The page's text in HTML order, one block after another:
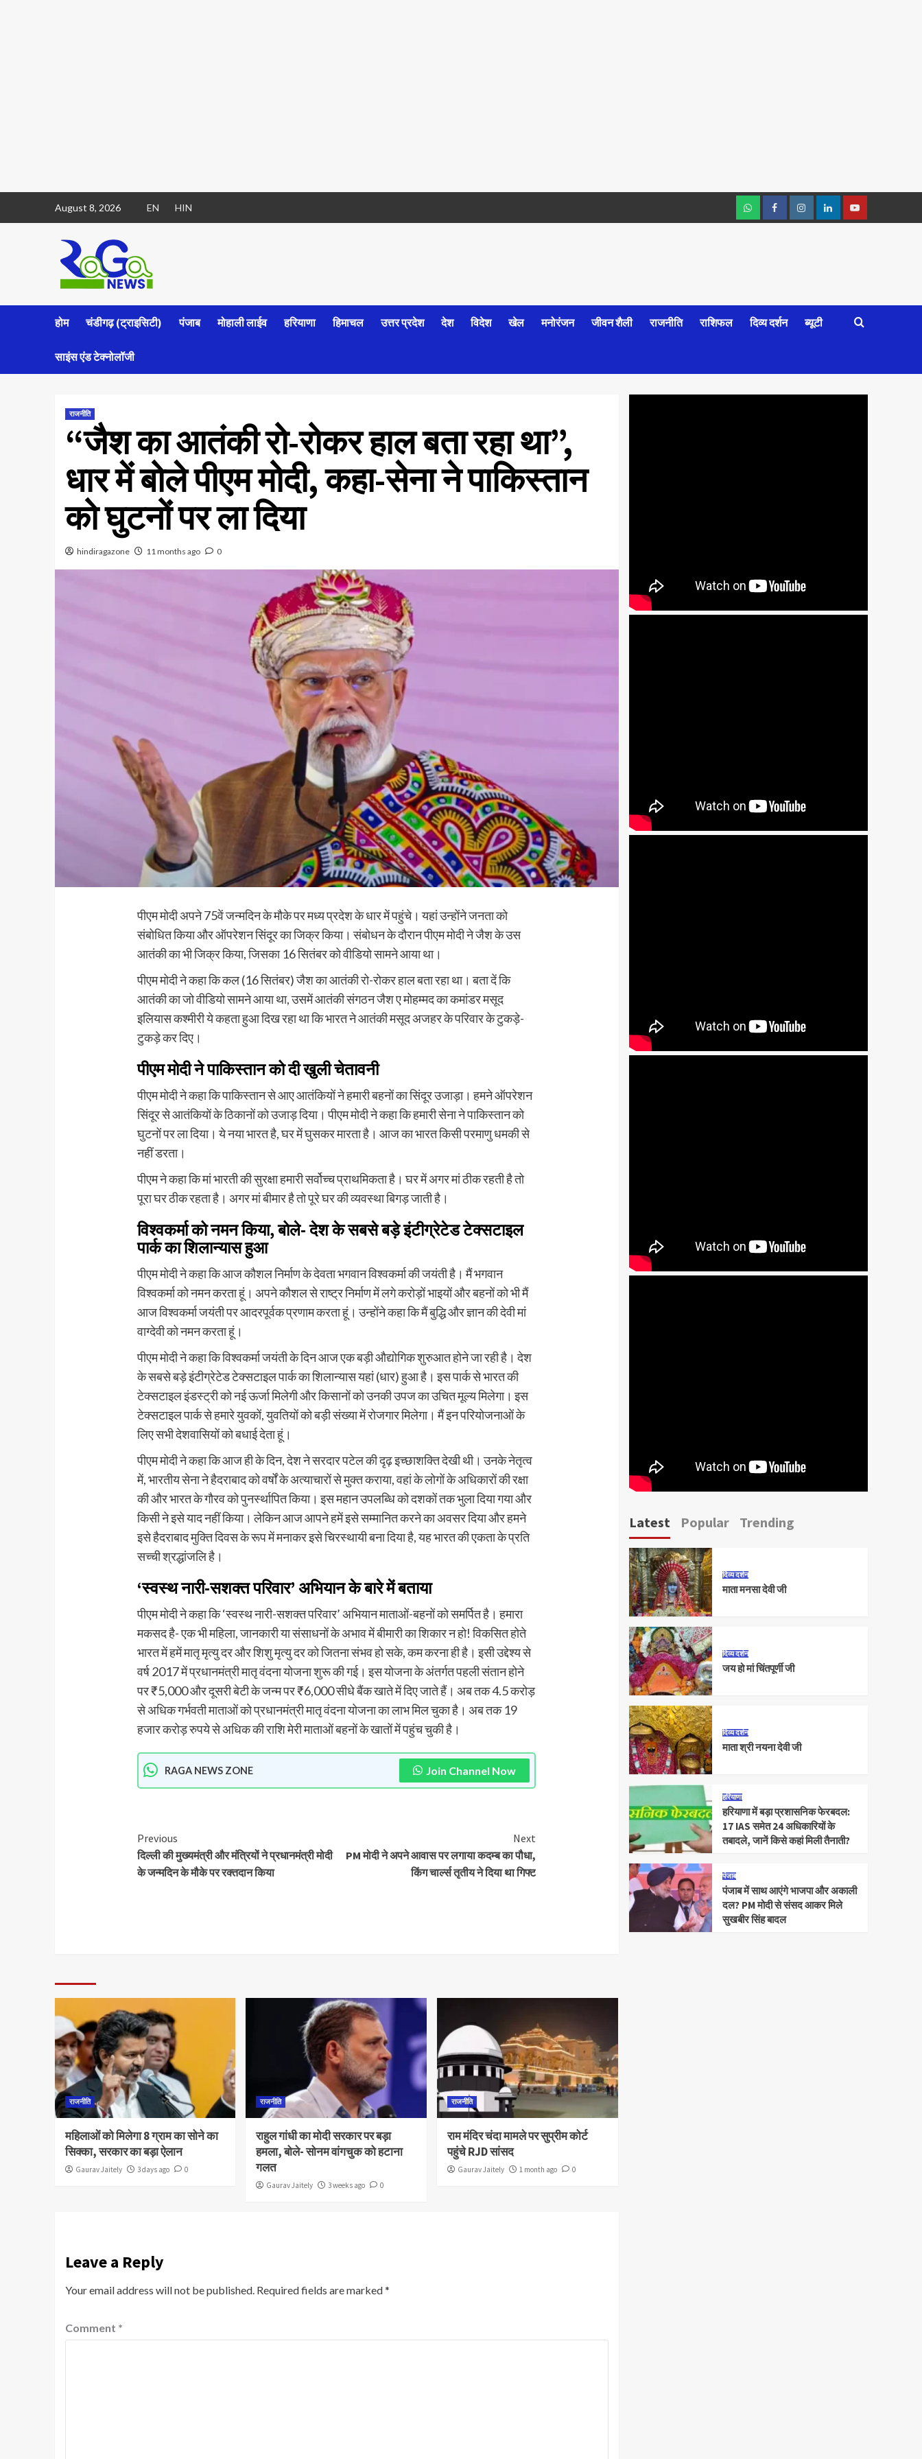
August 8, 2026 EN HIN
होम चंडीगढ़ (ट्राइसिटी) पंजाब मोहाली लाईव हरियाणा हिमाचल उत्तर प्रदेश देश विदेश खेल मनोरंजन जीवन शैली राजनीति राशिफल दिव्य दर्शन ब्यूटी
साइंस एंड टेक्नोलॉजी
राजनीति
“जैश का आतंकी रो-रोकर हाल बता रहा था”,
धार में बोले पीएम मोदी, कहा-सेना ने पाकिस्तान
को घुटनों पर ला दिया
hindiragazone 11 months ago 0
पीएम मोदी अपने 75वें जन्मदिन के मौके पर मध्य प्रदेश के धार में पहुंचे। यहां उन्होंने जनता को
संबोधित किया और ऑपरेशन सिंदूर का जिक्र किया। संबोधन के दौरान पीएम मोदी ने जैश के उस
आतंकी का भी जिक्र किया, जिसका 16 सितंबर को वीडियो सामने आया था।
पीएम मोदी ने कहा कि कल (16 सितंबर) जैश का आतंकी रो-रोकर हाल बता रहा था। बता दें कि
आतंकी का जो वीडियो सामने आया था, उसमें आतंकी संगठन जैश ए मोहम्मद का कमांडर मसूद
इलियास कश्मीरी ये कहता हुआ दिख रहा था कि भारत ने आतंकी मसूद अजहर के परिवार के टुकड़े-
टुकड़े कर दिए।
पीएम मोदी ने पाकिस्तान को दी खुली चेतावनी
पीएम मोदी ने कहा कि पाकिस्तान से आए आतंकियों ने हमारी बहनों का सिंदूर उजाड़ा। हमने ऑपरेशन
सिंदूर से आतंकियों के ठिकानों को उजाड़ दिया। पीएम मोदी ने कहा कि हमारी सेना ने पाकिस्तान को
घुटनों पर ला दिया। ये नया भारत है, घर में घुसकर मारता है। आज का भारत किसी परमाणु धमकी से
नहीं डरता।
पीएम ने कहा कि मां भारती की सुरक्षा हमारी सर्वोच्च प्राथमिकता है। घर में अगर मां ठीक रहती है तो
पूरा घर ठीक रहता है। अगर मां बीमार है तो पूरे घर की व्यवस्था बिगड़ जाती है।
विश्वकर्मा को नमन किया, बोले- देश के सबसे बड़े इंटीग्रेटेड टेक्सटाइल
पार्क का शिलान्यास हुआ
पीएम मोदी ने कहा कि आज कौशल निर्माण के देवता भगवान विश्वकर्मा की जयंती है। मैं भगवान
विश्वकर्मा को नमन करता हूं। अपने कौशल से राष्ट्र निर्माण में लगे करोड़ों भाइयों और बहनों को भी मैं
आज विश्वकर्मा जयंती पर आदरपूर्वक प्रणाम करता हूं। उन्होंने कहा कि मैं बुद्धि और ज्ञान की देवी मां
वाग्देवी को नमन करता हूं।
पीएम मोदी ने कहा कि विश्वकर्मा जयंती के दिन आज एक बड़ी औद्योगिक शुरुआत होने जा रही है। देश
के सबसे बड़े इंटीग्रेटेड टेक्सटाइल पार्क का शिलान्यास यहां (धार) हुआ है। इस पार्क से भारत की
टेक्सटाइल इंडस्ट्री को नई ऊर्जा मिलेगी और किसानों को उनकी उपज का उचित मूल्य मिलेगा। इस
टेक्सटाइल पा​र्क से हमारे युवकों, युवतियों को बड़ी संख्या में रोजगार मिलेगा। मैं इन परियोजनाओं के
लिए सभी देशवासियों को बधाई देता हूं।
पीएम मोदी ने कहा कि आज ही के दिन, देश ने सरदार पटेल की दृढ़ इच्छाशक्ति देखी थी। उनके नेतृत्व
में, भारतीय सेना ने हैदराबाद को वर्षों के अत्याचारों से मुक्त कराया, वहां के लोगों के अधिकारों की रक्षा
की और भारत के गौरव को पुनर्स्थापित किया। इस महान उपलब्धि को दशकों तक भुला दिया गया और
किसी ने इसे याद नहीं किया। लेकिन आज आपने हमें इसे सम्मानित करने का अवसर दिया और हमने
इसे हैदराबाद मुक्ति दिवस के रूप में मनाकर इसे चिरस्थायी बना दिया है, यह भारत की एकता के प्रति
सच्ची श्रद्धांजलि है।
‘स्वस्थ नारी-सशक्त परिवार’ अभियान के बारे में बताया
पीएम मोदी ने कहा कि ‘स्वस्थ नारी-सशक्त परिवार’ अभियान माताओं-बहनों को समर्पित है। हमारा
मकसद है- एक भी महिला, जानकारी या संसाधनों के अभाव में बीमारी का शिकार न हो! विकसित होते
भारत में हमें मातृ मृत्यु दर और शिशु मृत्यु दर को जितना संभव हो सके, कम करना ही है। इसी उद्देश्य से
वर्ष 2017 में प्रधानमंत्री मातृ वंदना योजना शुरू की गई। इस योजना के अंतर्गत पहली संतान होने
पर ₹5,000 और दूसरी बेटी के जन्म पर ₹6,000 सीधे बैंक खाते में दिए जाते हैं। अब तक 4.5 करोड़
से अधिक गर्भवती माताओं को प्रधानमंत्री मातृ वंदना योजना का लाभ मिल चुका है। अब तक 19
हजार करोड़ रुपये से अधिक की राशि मेरी माताओं बहनों के खातों में पहुंच चुकी है।
RAGA NEWS ZONE Join Channel Now
Previous
दिल्ली की मुख्यमंत्री और मंत्रियों ने प्रधानमंत्री मोदी
के जन्मदिन के मौके पर रक्तदान किया
Next
PM मोदी ने अपने आवास पर लगाया कदम्ब का पौधा,
किंग चार्ल्स तृतीय ने दिया था गिफ्ट
राजनीति
महिलाओं को मिलेगा 8 ग्राम का सोने का
सिक्का, सरकार का बड़ा ऐलान
Gaurav Jaitely 3 days ago 0
राजनीति
राहुल गांधी का मोदी सरकार पर बड़ा
हमला, बोले- सोनम वांगचुक को हटाना
गलत
Gaurav Jaitely 3 weeks ago 0
राजनीति
राम मंदिर चंदा मामले पर सुप्रीम कोर्ट
पहुंचे RJD सांसद
Gaurav Jaitely 1 month ago 0
Leave a Reply
Your email address will not be published. Required fields are marked*
Comment *
Latest Popular Trending
दिव्य दर्शन
माता मनसा देवी जी
दिव्य दर्शन
जय हो मां चिंतपूर्णी जी
दिव्य दर्शन
माता श्री नयना देवी जी
हरियाणा
हरियाणा में बड़ा प्रशासनिक फेरबदल:
17 IAS समेत 24 अधिकारियों के
तबादले, जानें किसे कहां मिली तैनाती?
पंजाब
पंजाब में साथ आएंगे भाजपा और अकाली
दल? PM मोदी से संसद आकर मिले
सुखबीर सिंह बादल